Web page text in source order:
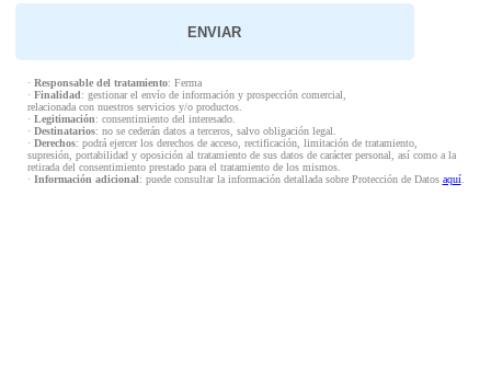
· Responsable del tratamiento: Ferma
· Finalidad: gestionar el envío de información y prospección comercial,
relacionada con nuestros servicios y/o productos.
· Legitimación: consentimiento del interesado.
· Destinatarios: no se cederán datos a terceros, salvo obligación legal.
· Derechos: podrá ejercer los derechos de acceso, rectificación, limitación de tratamiento,
supresión, portabilidad y oposición al tratamiento de sus datos de carácter personal, así como a la
retirada del consentimiento prestado para el tratamiento de los mismos.
· Información adicional: puede consultar la información detallada sobre Protección de Datos aquí.